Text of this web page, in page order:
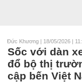
Đức Khương | 18/05/2026 |
Sốc với dàn
đổ bộ thị
cập bến Việt